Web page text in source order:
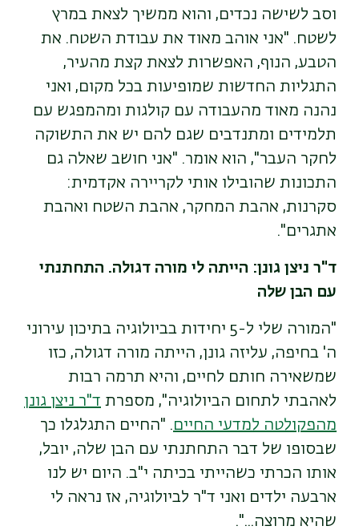
וסב לשישה נכדים, והוא ממשיך לצאת במרץ
לשטח. "אני אוהב מאוד את עבודת השטח. את
הטבע, הנוף, האפשרות לצאת קצת מהעיר,
התגליות החדשות שמופיעות בכל מקום, ואני
נהנה מאוד מהעבודה עם קולגות ומהמפגש עם
תלמידים ומתנדבים שגם להם יש את התשוקה
לחקר העבר", הוא אומר. "אני חושב שאלה גם
התכונות שהובילו אותי לקריירה אקדמית:
סקרנות, אהבת המחקר, אהבת השטח ואהבת
אתגרים".
ד"ר ניצן גונן: הייתה לי מורה דגולה. התחתנתי
עם הבן שלה
"המורה שלי ל-5 יחידות בביולוגיה בתיכון עירוני
ה' בחיפה, עליזה גונן, הייתה מורה דגולה, כזו
שמשאירה חותם לחיים, והיא תרמה רבות
לאהבתי לתחום הביולוגיה", מספרת ד"ר ניצן גונן
מהפקולטה למדעי החיים. "החיים התגלגלו כך
שבסופו של דבר התחתנתי עם הבן שלה, יובל,
אותו הכרתי כשהייתי בכיתה י"ב. היום יש לנו
ארבעה ילדים ואני ד"ר לביולוגיה, אז נראה לי
שהיא מרוצה...".